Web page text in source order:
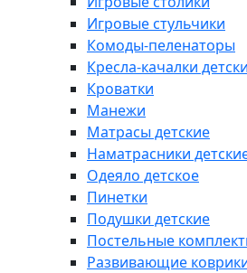
Игровые стульчики
Комоды-пеленаторы
Кресла-качалки
Кроватки
Манежи
Матрасы детские
Наматрасники
Одеяло детское
Пинетки
Подушки детские
Постельные
Развивающие